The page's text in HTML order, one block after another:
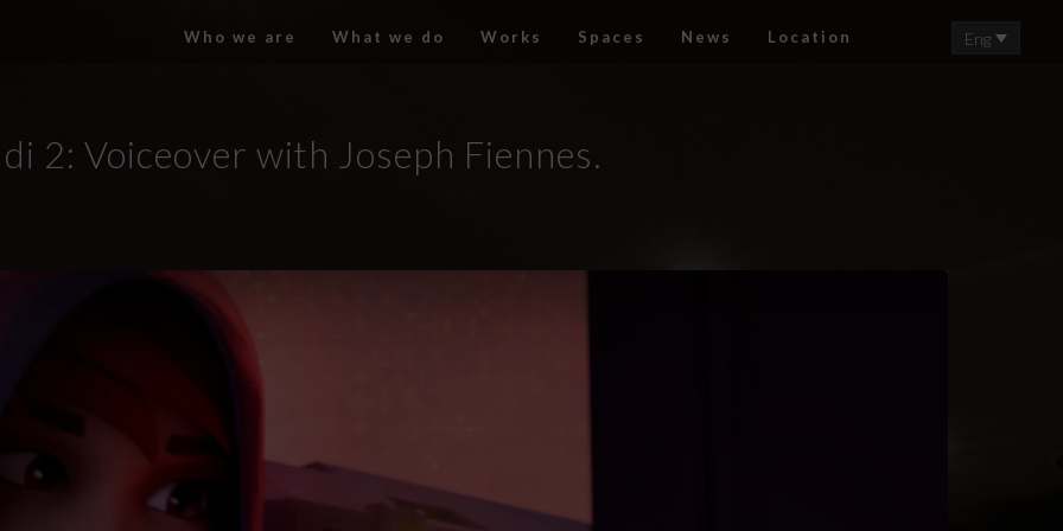
Who we are What we do Works Spaces News Location Eng
2: Voiceover with Joseph Fiennes.